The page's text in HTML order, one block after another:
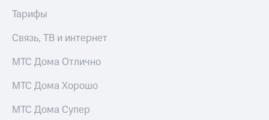
Тарифы
Связь, ТВ и интернет
МТС Дома Отлично
МТС Дома Хорошо
МТС Дома Супер